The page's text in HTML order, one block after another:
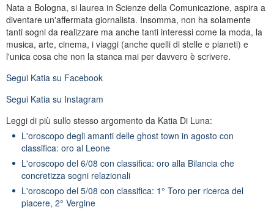
Nata a Bologna, si laurea in Scienze della Comunicazione, aspira a
diventare un'affermata giornalista. Insomma, non ha solamente
tanti sogni da realizzare ma anche tanti interessi come la moda, la
musica, arte, cinema, i viaggi (anche quelli di stelle e pianeti) e
l'unica cosa che non la stanca mai per davvero è scrivere.
Segui Katia su Facebook
Segui Katia su Instagram
Leggi di più sullo stesso argomento da Katia Di Luna:
L'oroscopo degli amanti delle ghost town in agosto con
classifica: oro al Leone
L'oroscopo del 6/08 con classifica: oro alla Bilancia che
concretizza sogni relazionali
L'oroscopo del 5/08 con classifica: 1° Toro per ricerca del
piacere, 2° Vergine